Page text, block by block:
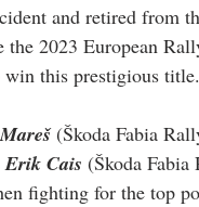
and retired from
the 2023 European
this prestigious title.
(Škoda Fabia
Erik Cais (Škoda
fighting for the top